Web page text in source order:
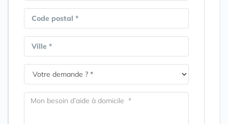
Code postal *
Ville *